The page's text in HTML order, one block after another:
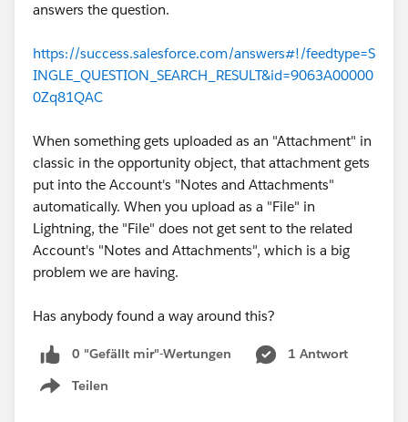
answers the question.
https://success.salesforce.com/answers#!/feedtype=S
INGLE_QUESTION_SEARCH_RESULT&id=9063A00000
0Zq81QAC
When something gets uploaded as an "Attachment" in
classic in the opportunity object, that attachment gets
put into the Account's "Notes and Attachments"
automatically. When you upload as a "File" in
Lightning, the "File" does not get sent to the related
Account's "Notes and Attachments", which is a big
problem we are having.
Has anybody found a way around this?
0 "Gefällt mir"-Wertungen
1 Antwort
Teilen
Show menu